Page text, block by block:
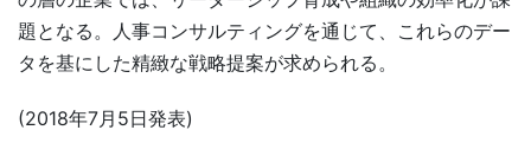
題となる。人事コンサルティングを通じて、これらのデー
タを基にした精緻な戦略提案が求められる。
(2018年7月5日発表)